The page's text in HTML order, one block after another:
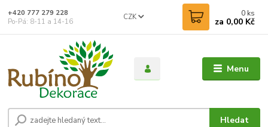
Menu
CZK
Hledat
+420 777 279 228
Po-Pá: 8-11 a 14-16
0 ks
za 0,00 Kč